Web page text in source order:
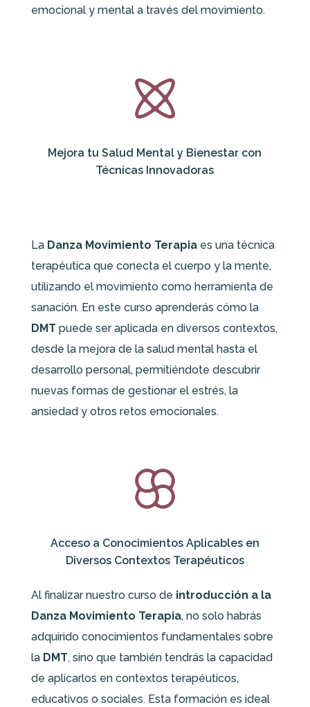
emocional y mental a través del movimiento.
Mejora tu Salud Mental y Bienestar con
Técnicas Innovadoras
La Danza Movimiento Terapiaes una técnica
terapéutica que conecta el cuerpo y la mente,
utilizando el movimiento como herramienta de
sanación. En este curso aprenderás cómo la
DMT puede ser aplicada en diversos contextos,
desde la mejora de la salud mental hasta el
desarrollo personal, permitiéndote descubrir
nuevas formas de gestionar el estrés, la
ansiedad y otros retos emocionales.
Acceso a Conocimientos Aplicables en
Diversos Contextos Terapéuticos
Al finalizar nuestro curso de introducción a la
Danza Movimiento Terapia, no solo habrás
adquirido conocimientos fundamentales sobre
la DMT, sino que también tendrás la capacidad
de aplicarlos en contextos terapéuticos,
educativos o sociales. Esta formación es ideal